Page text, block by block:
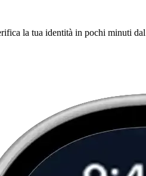
la tua identità in pochi minuti dal